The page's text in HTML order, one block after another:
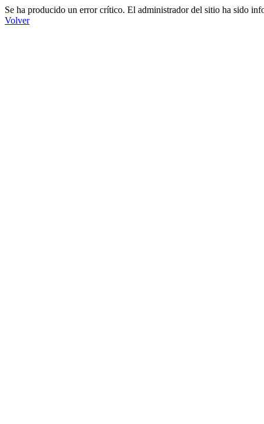
Se ha producido un error crítico. El administrador del sitio ha sido
Volver